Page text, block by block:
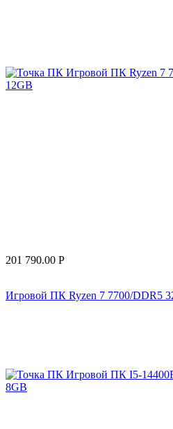
201 790.00 Р
Игровой ПК Ryzen 7 7700/DDR5